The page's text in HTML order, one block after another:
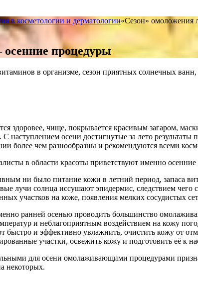
в косметологии и дерматологии«Сезон» омоложения
осенние процедуры
в организме, сезон приятных солнечных
здоровее, чище, покрывается красивым загаром,
наступлением осени достигнутые за лето
более чем разнообразны и рекомендуются всеми
в области красоты приветствуют именно
ни было питание кожи в летний период, запаса
лучи солнца иссушают эпидермис, следствием
участков на коже, появления мелких сосудистых
ранней осенью проводить большинство
и неблагоприятным воздействием на кожу
быстро и эффективно увлажнить, очистить кожу от
участки, освежить кожу и подготовить её к
для осени омолаживающими процедурами
некоторых.